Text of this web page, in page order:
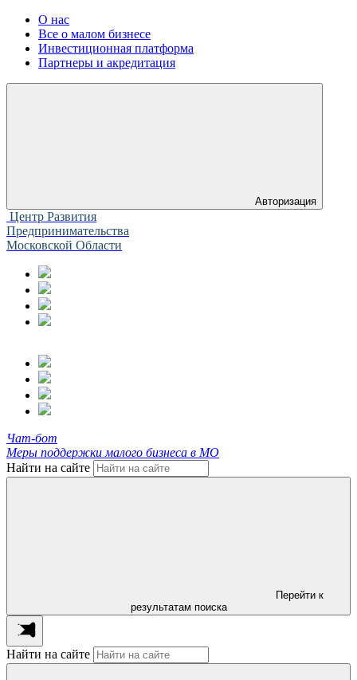
О нас
Все о малом бизнесе
Инвестиционная платформа
Партнеры и акредитация
Авторизация
Центр Развития
Предпринимательства
Московской Области
Чат-бот
Меры поддержки малого бизнеса в МО
Найти на сайте
Перейти к
результатам поиска
Найти на сайте